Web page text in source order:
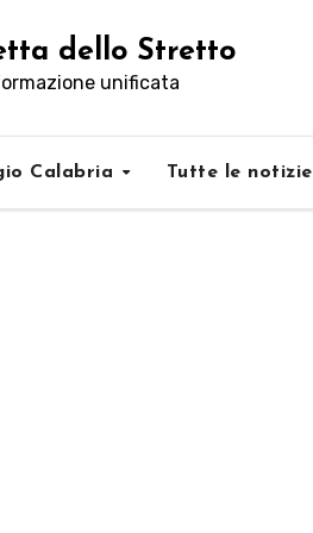
dello Stretto
unificata
Calabria Tutte le notizie